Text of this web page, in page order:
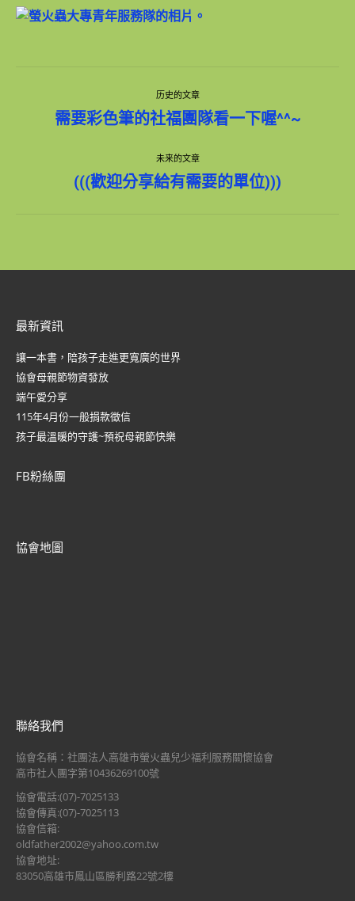
历史的文章
历
文
章：
需要彩色筆的社福團隊看一下喔^^~
未来的文章
未
(((歡迎分享給有需要的單位)))
最新資訊
讓一本書，陪孩子走進更寬廣的世界
協會母親節物資發放
端午愛分享
115年4月份一般捐款徵信
孩子最溫暖的守護~預祝母親節快樂
FB粉絲團
協會地圖
聯絡我們
協會名稱：社團法人高雄市螢火蟲兒少福利服務關懷協會
高市社人團字第10436269100號
協會電話:(07)-7025133
協會傳真:(07)-7025113
協會信箱:
oldfather2002@yahoo.com.tw
協會地址:
83050高雄市鳳山區勝利路22號2樓